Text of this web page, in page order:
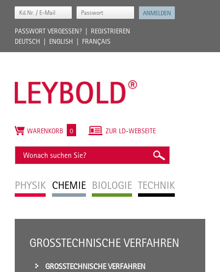
PASSWORT VERGESSEN?
REGISTRIEREN
DEUTSCH
ENGLISH FRANÇAIS
PHYSIK CHEMIE BIOLOGIE TECHNIK
ZUR LD-WEBSEITE
WARENKORB 0
GROSSTECHNISCHE VERFAHREN
GROSSTECHNISCHE VERFAHREN